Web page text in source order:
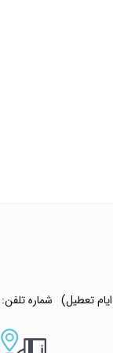
شماره تلفن: